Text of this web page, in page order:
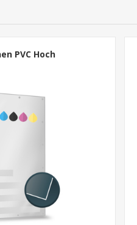
PVC Hoch